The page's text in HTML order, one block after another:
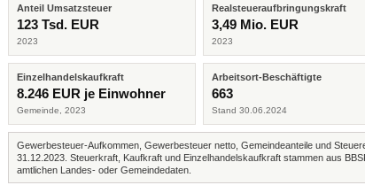
Anteil Umsatzsteuer
123 Tsd. EUR
2023
Realsteueraufbringungskraft
3,49 Mio. EUR
2023
Einzelhandelskaufkraft
8.246 EUR je Einwohner
Gemeinde, 2023
Arbeitsort-Beschäftigte
663
Stand 30.06.2024
Gewerbesteuer-Aufkommen, Gewerbesteuer netto, Gemeindeanteile und
31.12.2023. Steuerkraft, Kaufkraft und Einzelhandelskaufkraft stammen aus
amtlichen Landes- oder Gemeindedaten.